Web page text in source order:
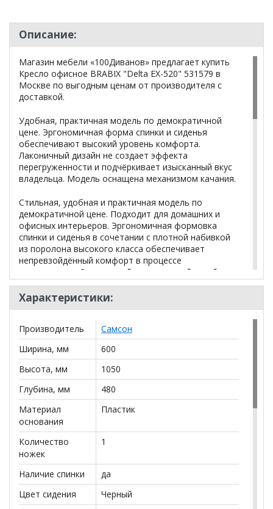
Описание:
Магазин мебели «100Диванов» предлагает купить
Кресло офисное BRABIX "Delta EX-520" 531579 в
Москве по выгодным ценам от производителя с
доставкой.
Удобная, практичная модель по демократичной
цене. Эргономичная форма спинки и сиденья
обеспечивают высокий уровень комфорта.
Лаконичный дизайн не создает эффекта
перегруженности и подчёркивает изысканный вкус
владельца. Модель оснащена механизмом качания.
Стильная, удобная и практичная модель по
демократичной цене. Подходит для домашних и
офисных интерьеров. Эргономичная формовка
спинки и сиденья в сочетании с плотной набивкой
из поролона высокого класса обеспечивает
непревзойдённый комфорт в процессе
эксплуатации. Сдержанный и лаконичный дизайн с
использованием высококачественной мебельной
ткани не создает эффекта перегруженности и
подчёркивает изысканный вкус владельца. Модель
оснащена механизмом качания с регулировкой под
вес и фиксацией.
Характеристики:
Материал обивки: ткань
Максимальная нагрузка: до 120 кг
Цвет обивки: серый
Тип механизма качания: "топ-ган" качание с
регулировкой под вес и фиксацией в 1
положении
Крестовина (пятилучие): пластик
Минимальная высота кресла: 1050 мм
Максимальная высота кресла: 1150 мм
Характеристики:
Производитель
Самсон
Ширина, мм
600
Высота, мм
1050
Глубина, мм
480
Материал
основания
Пластик
Количество
ножек
1
Наличие спинки
да
Цвет сидения
Черный